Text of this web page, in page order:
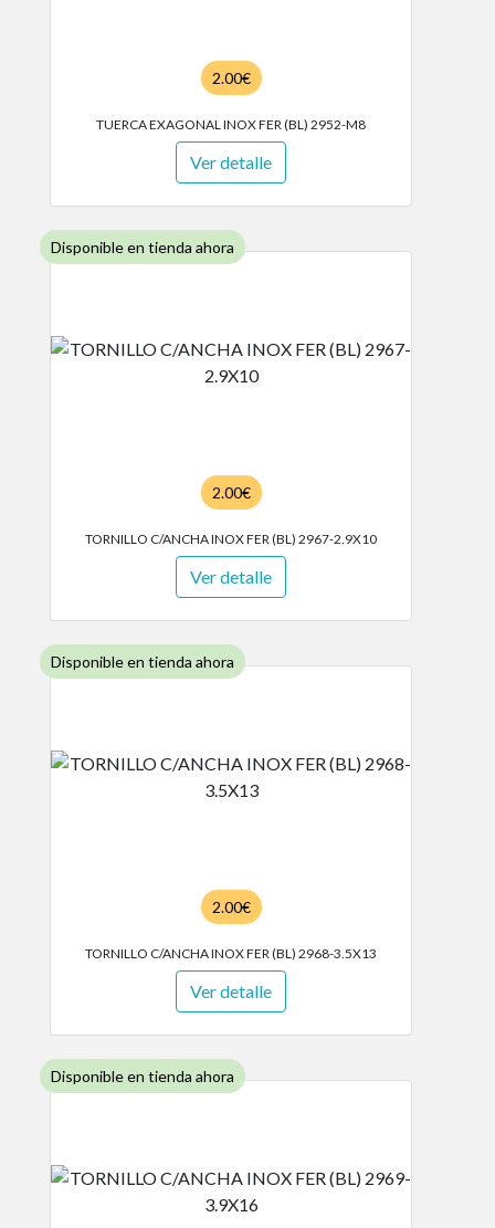
2.00€
TUERCA EXAGONAL INOX FER (BL) 2952-M8
Ver detalle
Disponible en tienda ahora
2.00€
TORNILLO C/ANCHA INOX FER (BL) 2967-2.9X10
Ver detalle
Disponible en tienda ahora
2.00€
TORNILLO C/ANCHA INOX FER (BL) 2968-3.5X13
Ver detalle
Disponible en tienda ahora